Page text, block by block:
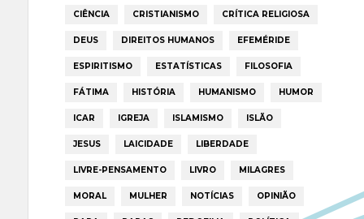
CIÊNCIA CRISTIANISMO CRÍTICA RELIGIOSA
DEUS DIREITOS HUMANOS EFEMÉRIDE
ESPIRITISMO ESTATÍSTICAS FILOSOFIA
FÁTIMA HISTÓRIA HUMANISMO HUMOR
ICAR IGREJA ISLAMISMO ISLÃO
JESUS LAICIDADE LIBERDADE
LIVRE-PENSAMENTO LIVRO MILAGRES
MORAL MULHER NOTÍCIAS OPINIÃO